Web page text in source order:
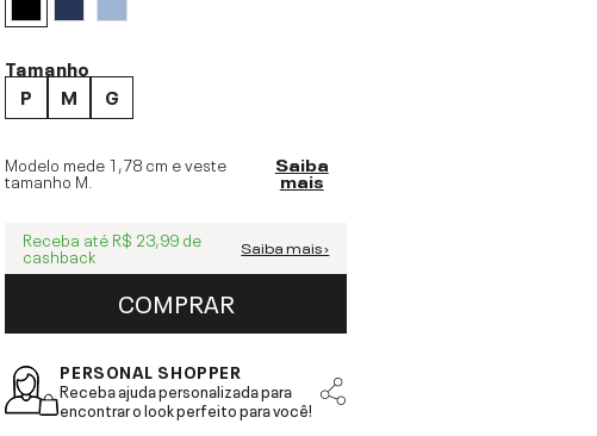
Tamanho
P
M G
Modelo mede 1,78 cm e veste
tamanho M
Saiba
mais
Receba até R$ 23,99 de
cashback Saiba mais ›
COMPRAR
PERSONAL SHOPPER
Receba ajuda personalizada para
encontrar o look perfeito para você!